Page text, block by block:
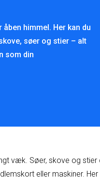
himmel. Her kan du
søer og stier – alt
som din
væk. Søer, skove og
eller maskiner.